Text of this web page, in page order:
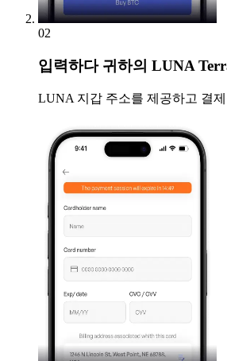
02
입력하다귀하의 LUNA
LUNA 지갑 주소를 제공하고 결